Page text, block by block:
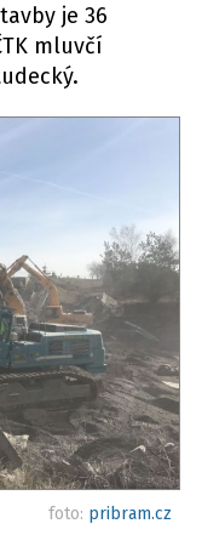
je 36
mluvčí
foto: pribram.cz